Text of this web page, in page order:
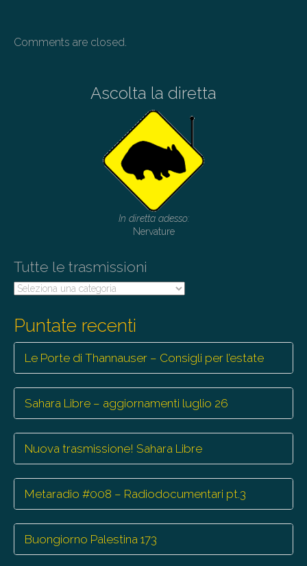
Comments are closed.
Ascolta la diretta
In diretta adesso:
Nervature
Tutte le trasmissioni
Tutte
Puntate recenti
Le Porte di Thannauser – Consigli per l’estate
Sahara Libre – aggiornamenti luglio 26
Nuova trasmissione! Sahara Libre
Metaradio #008 – Radiodocumentari pt.3
Buongiorno Palestina 173